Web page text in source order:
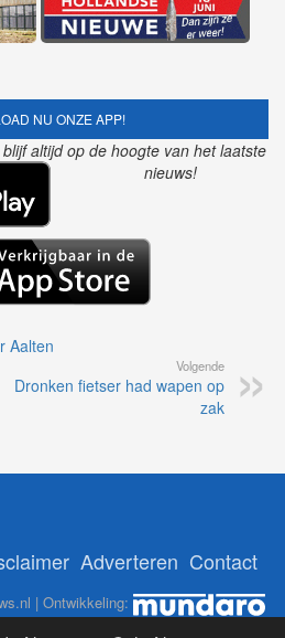
NU ONZE APP!
altijd op de hoogte van het laatste
nieuws!
Aalten
Volgende
Dronken fietser had wapen op
zak
Adverteren Contact
| Ontwikkeling: